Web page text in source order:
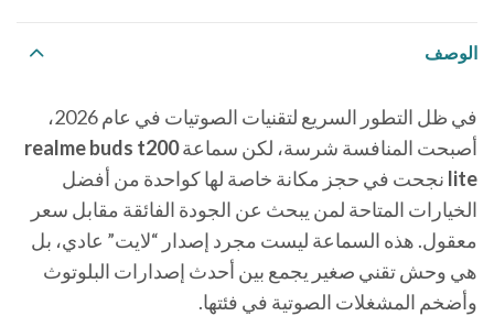
الوصف
في ظل التطور السريع لتقنيات الصوتيات في عام 2026،
أصبحت المنافسة شرسة، لكن سماعةrealme buds t200
lite نجحت في حجز مكانة خاصة لها كواحدة من أفضل
الخيارات المتاحة لمن يبحث عن الجودة الفائقة مقابل سعر
معقول. هذه السماعة ليست مجرد إصدار “لايت” عادي، بل
هي وحش تقني صغير يجمع بين أحدث إصدارات البلوتوث
وأضخم المشغلات الصوتية في فئتها.